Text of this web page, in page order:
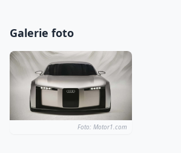
Galerie foto
Foto: Motor1.com